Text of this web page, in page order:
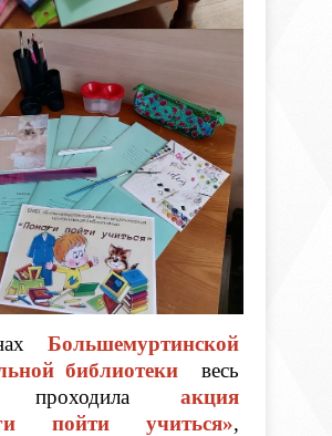
Большемуртинской
библиотеки весь
проходилаакция
пойти учиться»,